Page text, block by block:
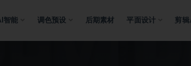
智能 调色预设 后期素材 平面设计 剪